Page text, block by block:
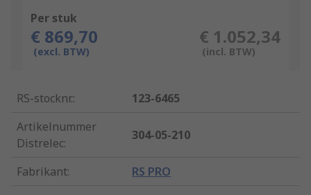
Per stuk
€ 869,70
(excl. BTW)
€ 1.052,34
(incl. BTW)
RS-stocknr.:
123-6465
Artikelnummer
Distrelec:
304-05-210
Fabrikant: RS PRO